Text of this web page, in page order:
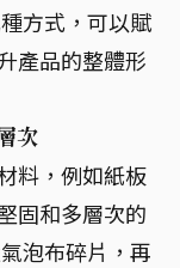
方式，可以賦
產品的整體形
次
料，例如紙板
固和多層次的
泡布碎片，再